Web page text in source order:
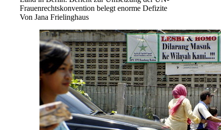
Frauenrechtskonvention belegt enorme Defizite
Von Jana Frielinghaus